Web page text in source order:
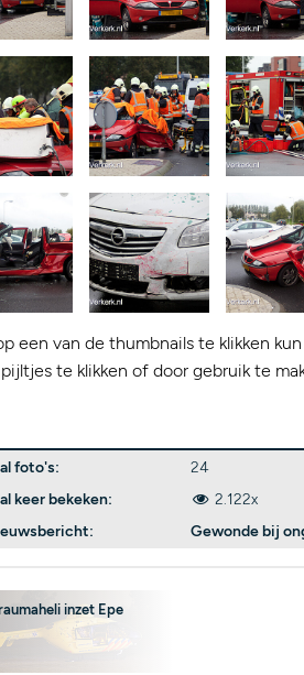
een van de thumbnails te klikken
te klikken of door gebruik te
foto's:
24
keer bekeken:
2.122x
Gewonde bij
inzet Epe